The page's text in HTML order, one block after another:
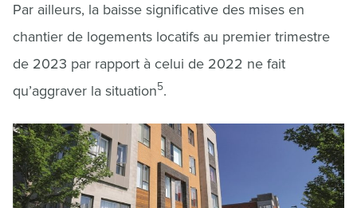
Par ailleurs, la baisse significative des mises en
chantier de logements locatifs au premier trimestre
de 2023 par rapport à celui de 2022 ne fait
qu’aggraver la situation5.